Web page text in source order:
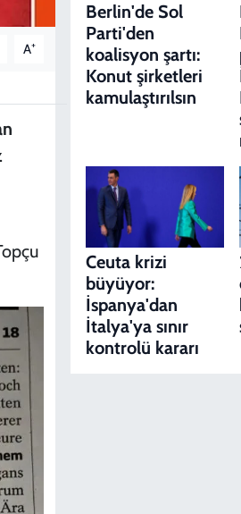
A+
Berlin'de Sol
Parti'den
koalisyon şartı:
Konut şirketleri
kamulaştırılsın
Ceuta krizi
büyüyor:
İspanya'dan
İtalya'ya sınır
kontrolü kararı